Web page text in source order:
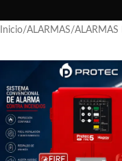
Inicio/ALARMAS/